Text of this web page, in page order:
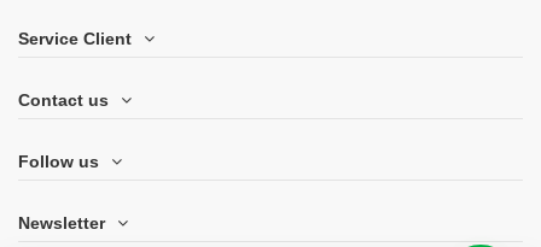
Service Client
Contact us
Follow us
Newsletter